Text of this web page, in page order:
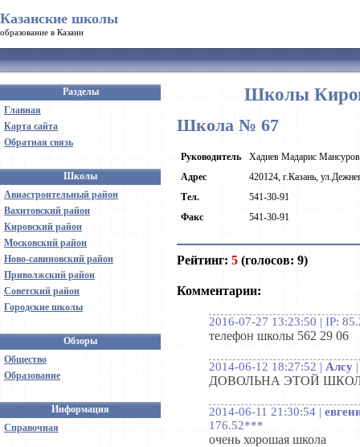
Казанские школы
образование в Казани
Разделы
Главная
Карта сайта
Обратная связь
Школы
Авиастроительный район
Вахитовский район
Кировский район
Московский район
Ново-савиновский район
Приволжский район
Советский район
Городские школы
Обзоры
Общество
Образование
Информация
Справочная
Школы
Школа № 67
Руководитель
Хадиев Мадарис
Адрес
420124, г.Казань,
Тел.
541-30-91
Факс
541-30-91
Рейтинг: 5 (голосов: 9)
Комментарии:
2016-07-27 13:23:50 | IP:
телефон школы 562 29 06
2014-06-12 18:27:52 | Алсу
ДОВОЛЬНА ЭТОЙ
2014-06-11 21:30:54 |
176.52***
очень хорошая школа